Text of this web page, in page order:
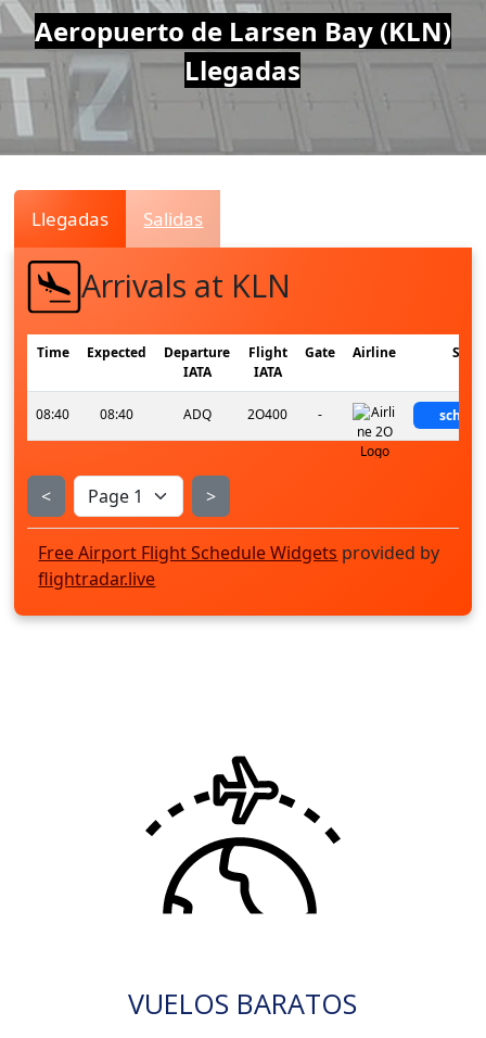
Air
Traffic
Live
Aeropuerto de Larsen Bay (KLN)
Llegadas
Llegadas Salidas
Arrivals at KLN
Time Expected
Departure
IATA
Flight
IATA
Gate Airline
08:40 08:40 ADQ 2O400 -
< >
Free Airport Flight Schedule Widgets provided by
flightradar.live
VUELOS BARATOS